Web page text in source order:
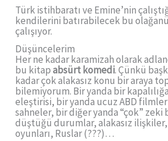
Türk istihbaratı ve Emine’nin
kendilerini batırabilecek bu
çalışıyor.
Düşüncelerim
Her ne kadar karamizah olarak
bu kitapabsürt komedi. Çünkü
kadar çok alakasız konu bir araya
bilemiyorum. Bir yanda bir
eleştirisi, bir yanda ucuz ABD
sahneler, bir diğer yanda “çok” zeki
düştüğü durumlar, alakasız
oyunları, Ruslar (???)…